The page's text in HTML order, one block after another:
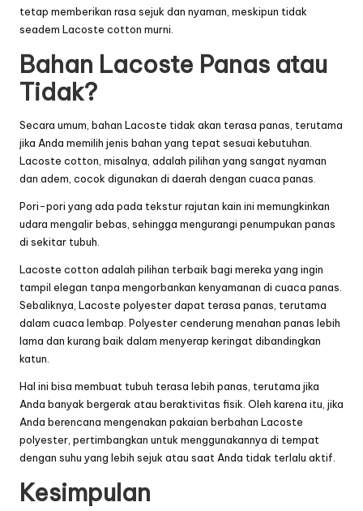
tetap memberikan rasa sejuk dan nyaman, meskipun tidak
seadem Lacoste cotton murni.
Bahan Lacoste Panas atau
Tidak?
Secara umum, bahan Lacoste tidak akan terasa panas, terutama
jika Anda memilih jenis bahan yang tepat sesuai kebutuhan.
Lacoste cotton, misalnya, adalah pilihan yang sangat nyaman
dan adem, cocok digunakan di daerah dengan cuaca panas.
Pori-pori yang ada pada tekstur rajutan kain ini memungkinkan
udara mengalir bebas, sehingga mengurangi penumpukan panas
di sekitar tubuh.
Lacoste cotton adalah pilihan terbaik bagi mereka yang ingin
tampil elegan tanpa mengorbankan kenyamanan di cuaca panas.
Sebaliknya, Lacoste polyester dapat terasa panas, terutama
dalam cuaca lembap. Polyester cenderung menahan panas lebih
lama dan kurang baik dalam menyerap keringat dibandingkan
katun.
Hal ini bisa membuat tubuh terasa lebih panas, terutama jika
Anda banyak bergerak atau beraktivitas fisik. Oleh karena itu, jika
Anda berencana mengenakan pakaian berbahan Lacoste
polyester, pertimbangkan untuk menggunakannya di tempat
dengan suhu yang lebih sejuk atau saat Anda tidak terlalu aktif.
Kesimpulan